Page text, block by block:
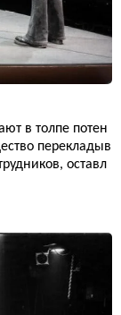
в толпе потен
перекладыв
оставл